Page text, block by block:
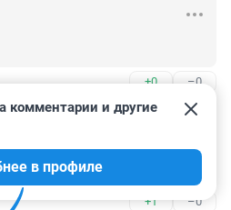
+0 –0
поднять, а если чо, я не
+1 –0
комментарии и другие
в профиле